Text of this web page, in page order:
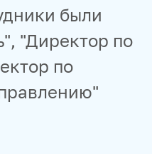
были
"Директор по
по